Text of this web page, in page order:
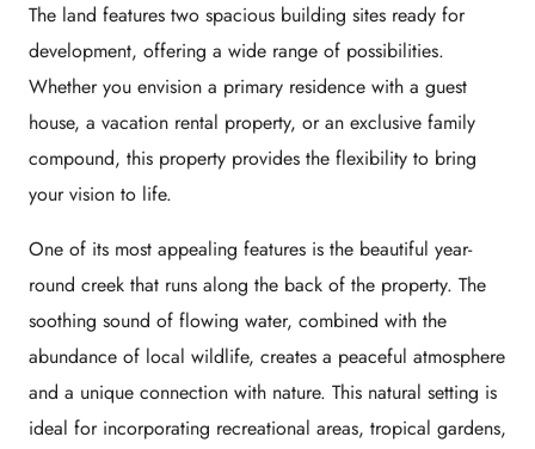
The land features two spacious building sites ready for
development, offering a wide range of possibilities.
Whether you envision a primary residence with a guest
house, a vacation rental property, or an exclusive family
compound, this property provides the flexibility to bring
your vision to life.
One of its most appealing features is the beautiful year-
round creek that runs along the back of the property. The
soothing sound of flowing water, combined with the
abundance of local wildlife, creates a peaceful atmosphere
and a unique connection with nature. This natural setting is
ideal for incorporating recreational areas, tropical gardens,